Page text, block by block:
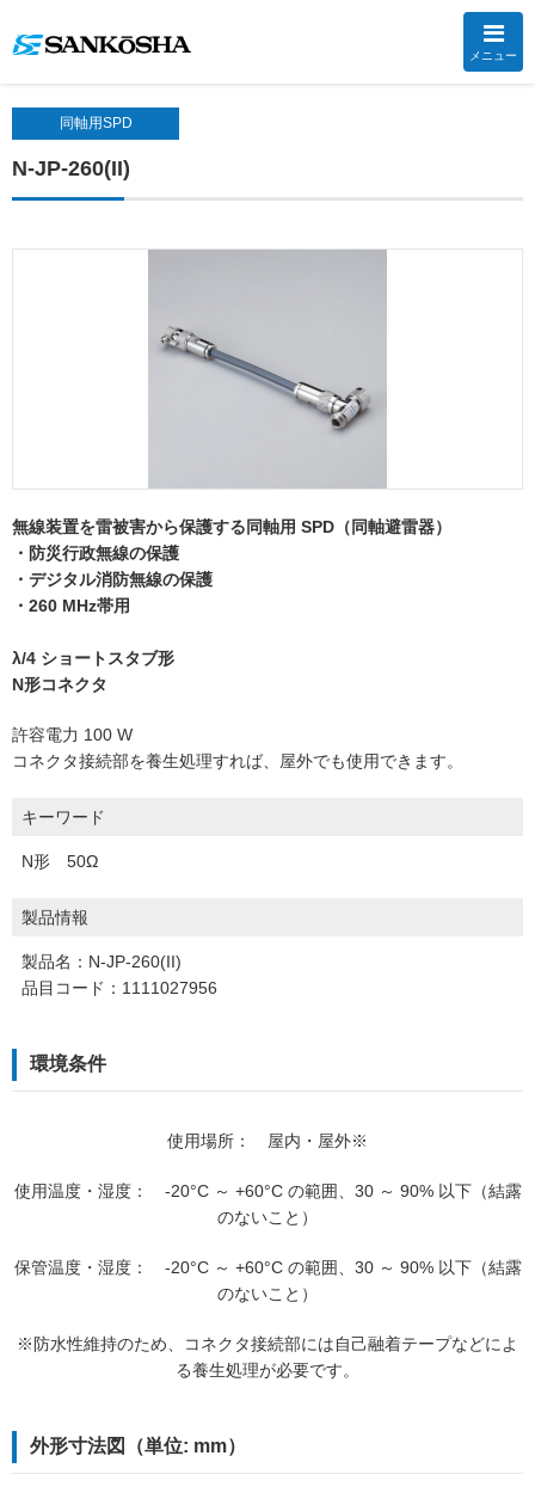
メニュー
同軸用SPD
N-JP-260(II)
無線装置を雷被害から保護する同軸用 SPD（同軸避雷器）
・防災行政無線の保護
・デジタル消防無線の保護
・260 MHz帯用
λ/4 ショートスタブ形
N形コネクタ
許容電力 100 W
コネクタ接続部を養生処理すれば、屋外でも使用できます。
キーワード
N形 50Ω
製品情報
製品名：N-JP-260(II)
品目コード：1111027956
環境条件
使用場所： 屋内・屋外※
使用温度・湿度： -20°C ～ +60°C の範囲、30 ～ 90% 以下（結露
のないこと）
保管温度・湿度： -20°C ～ +60°C の範囲、30 ～ 90% 以下（結露
のないこと）
※防水性維持のため、コネクタ接続部には自己融着テープなどによ
る養生処理が必要です。
外形寸法図（単位: mm）